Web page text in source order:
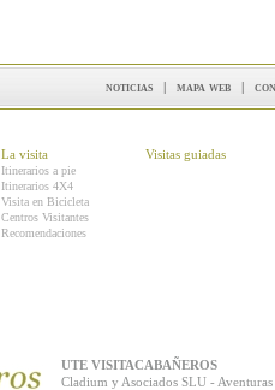
noticias | mapa web |
La visita
Itinerarios a pie
Itinerarios 4X4
Visita en Bicicleta
Centros Visitantes
Recomendaciones
Visitas guiadas
UTE VISITACABAÑEROS
Cladium y Asociados SLU -